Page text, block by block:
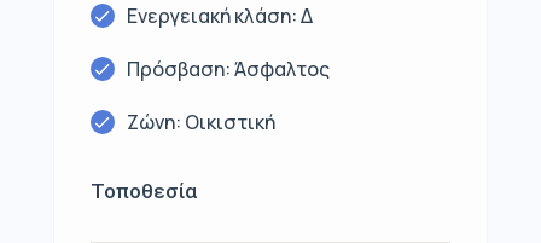
Ενεργειακή κλάση: Δ
Πρόσβαση: Άσφαλτος
Ζώνη: Οικιστική
Τοποθεσία